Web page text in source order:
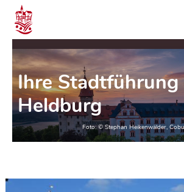
Ihre
Heldburg